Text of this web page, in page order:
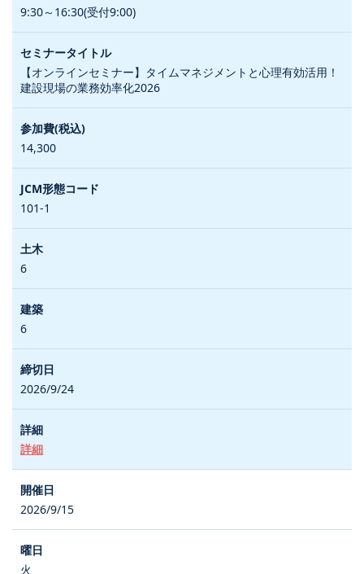
9:30～16:30(受付9:00)
【オンラインセミナー】タイムマネジメントと心理有効活用！
建設現場の業務効率化2026
14,300
101-1
6
6
2026/9/24
詳細
2026/9/15
火